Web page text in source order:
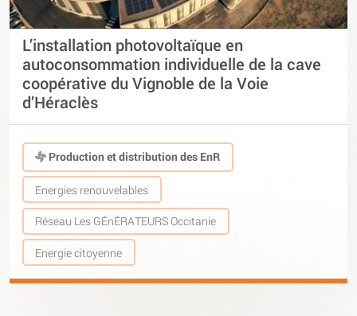
L’installation photovoltaïque en
autoconsommation individuelle de la cave
coopérative du Vignoble de la Voie
d’Héraclès
Production et distribution des EnR
Energies renouvelables
Réseau Les GÉnÉRATEURS Occitanie
Energie citoyenne